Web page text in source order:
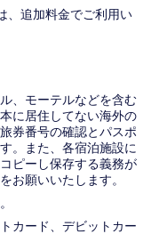
、追加料金でご利用い
、モーテルなどを含む
に​居住してない海外の
券番号の確認とパスポ
。また、各宿泊施設に
ピーし保存する義務が
お願いいたします。
カード、デビットカー